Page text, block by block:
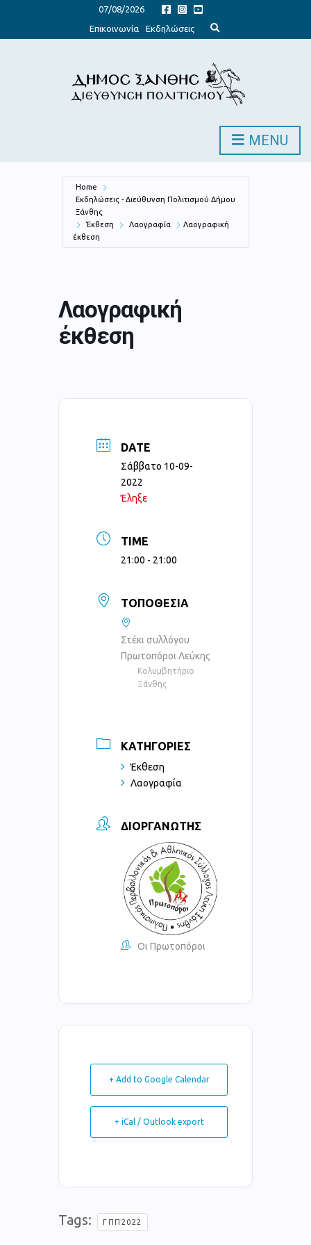
07/08/2026
Επικοινωνία
Εκδηλώσεις
x
d
s
e
c
o
MENU
Home
Εκδηλώσεις - Διεύθυνση Πολιτισμού Δήμου
Ξάνθης
Έκθεση
Λαογραφία
Λαογραφική
έκθεση
Λαογραφική
έκθεση
DATE
Σάββατο 10-09-
2022
Έληξε
TIME
21:00 - 21:00
ΤΟΠΟΘΕΣΊΑ
Στέκι συλλόγου
Πρωτοπόροι Λεύκης
Κολυμβητήριο
Ξάνθης
ΚΑΤΗΓΟΡΊΕΣ
Έκθεση
Λαογραφία
ΔΙΟΡΓΑΝΩΤΉΣ
Οι Πρωτοπόροι
+ Add to Google Calendar
+ iCal / Outlook export
Tags: ΓΠΠ2022